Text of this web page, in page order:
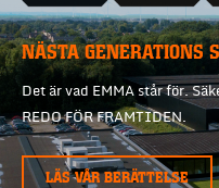
NÄSTA GENERATIONS
Det är vad EMMA står för.
REDO FÖR FRAMTIDEN.
LÄS VÅR BERÄTTELSE